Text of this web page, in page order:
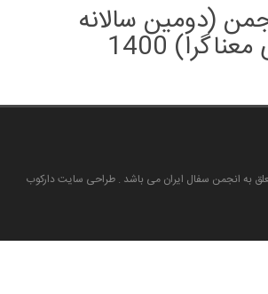
(دومین سالانه
1400
به انجمن سفال ایران می باشد . طراحی سایت دارکوب